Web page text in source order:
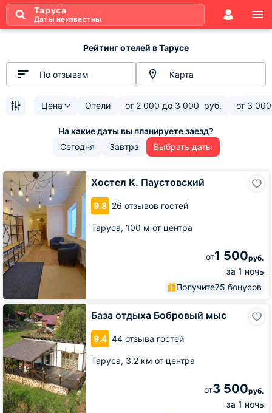
Таруса
Даты неизвестны
Рейтинг отелей в Тарусе
По отзывам Карта
Цена Отели от 2 000 до 3 000 руб. от 3 000
Сегодня Завтра Выбрать даты
Хостел К. Паустовский
9.8 26 отзывов гостей
Таруса, 100 м от центра
от1 500руб.
за 1 ночь
Получите75 бонусов
Хостел
Паустовский
База отдыха Бобровый мыс
9.4 44 отзыва гостей
Таруса, 3.2 км от центра
от3 500руб.
за 1 ночь
База
отдыха
Бобровый
мыс